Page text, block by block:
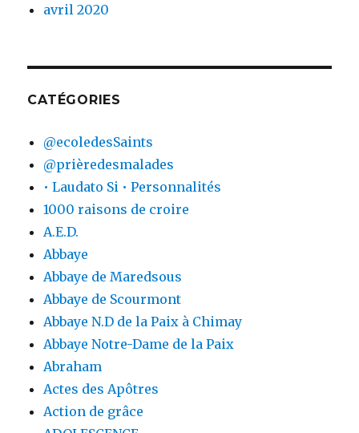
avril 2020
CATÉGORIES
@ecoledesSaints
@prièredesmalades
• Laudato Si • Personnalités
1000 raisons de croire
A.E.D.
Abbaye
Abbaye de Maredsous
Abbaye de Scourmont
Abbaye N.D de la Paix à Chimay
Abbaye Notre-Dame de la Paix
Abraham
Actes des Apôtres
Action de grâce